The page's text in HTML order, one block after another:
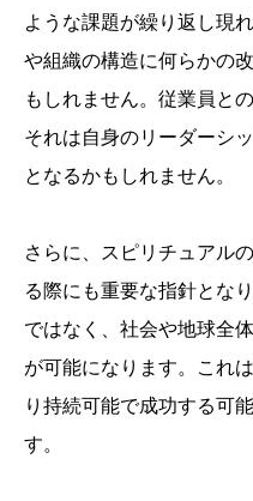
ような課題が繰り返し現
や組織の構造に何らかの
もしれません。従業員と
それは自身のリーダーシ
となるかもしれません。
さらに、スピリチュアル
る際にも重要な指針とな
ではなく、社会や地球全
が可能になります。これ
り持続可能で成功する可
す。